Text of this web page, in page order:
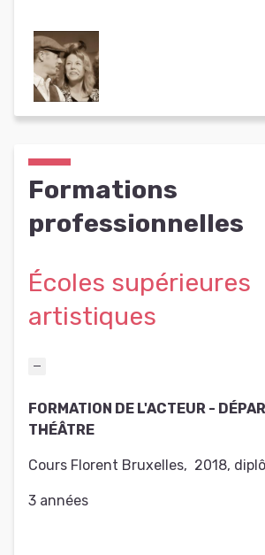
Formations
professionnelles
Écoles supérieures
artistiques
FORMATION DE L'ACTEUR -
THÉÂTRE
Cours Florent Bruxelles, 2018,
3 années